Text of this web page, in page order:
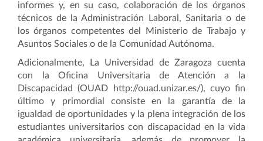
informes y, en su caso, colaboración de los órganos
técnicos de la Administración Laboral, Sanitaria o de
los órganos competentes del Ministerio de Trabajo y
Asuntos Sociales o de la Comunidad Autónoma.
Adicionalmente, La Universidad de Zaragoza cuenta
con la Oficina Universitaria de Atención a la
Discapacidad (OUAD http://ouad.unizar.es/), cuyo fin
último y primordial consiste en la garantía de la
igualdad de oportunidades y la plena integración de los
estudiantes universitarios con discapacidad en la vida